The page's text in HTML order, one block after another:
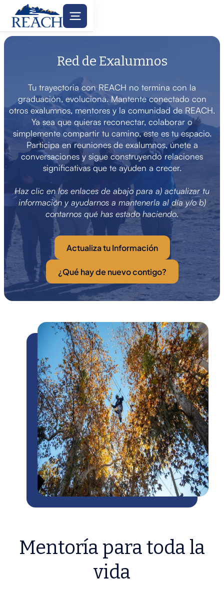
Red de Exalumnos
Tu trayectoria con REACH no termina con la
graduación, evoluciona. Mantente conectado con
otros exalumnos, mentores y la comunidad de REACH.
Ya sea que quieras reconectar, colaborar o
simplemente compartir tu camino, este es tu espacio.
Participa en reuniones de exalumnos, únete a
conversaciones y sigue construyendo relaciones
significativas que te ayuden a crecer.
Haz clic en los enlaces de abajo para a) actualizar tu
información y ayudarnos a mantenerla al día y/o b)
contarnos qué has estado haciendo.
Actualiza tu Información
¿Qué hay de nuevo contigo?
Mentoría para toda la
vida